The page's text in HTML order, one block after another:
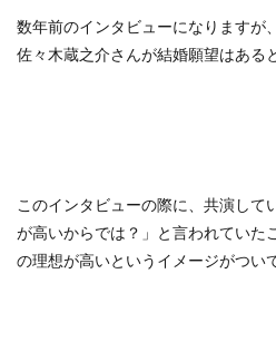
数年前のインタビューになりますが
佐々木蔵之介さんが結婚願望はある
このインタビューの際に、共演して
が高いからでは？」と言われていた
の理想が高いというイメージがつい